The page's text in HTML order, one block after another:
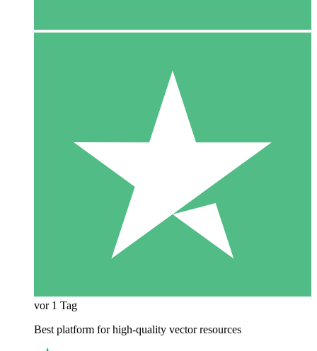
vor 1 Tag
Best platform for high-quality vector resources